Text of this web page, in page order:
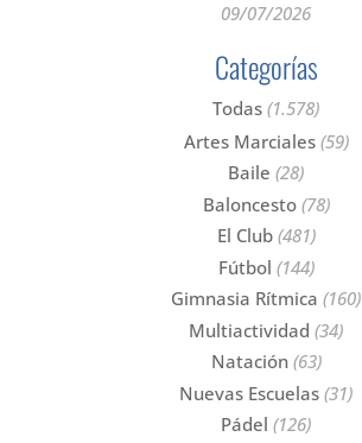
09/07/2026
Categorías
Todas (1.578)
Artes Marciales(59)
Baile (28)
Baloncesto(78)
El Club(481)
Fútbol (144)
Gimnasia Rítmica (160)
Multiactividad (34)
Natación(63)
Nuevas Escuelas (31)
Pádel (126)